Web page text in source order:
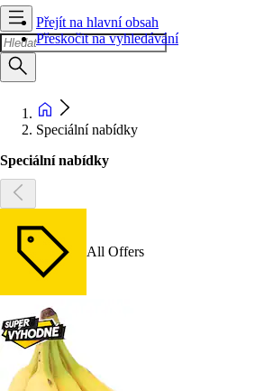
Přejít na hlavní obsah
Přeskočit na vyhledávání
Speciální nabídky
Speciální nabídky
All Offers